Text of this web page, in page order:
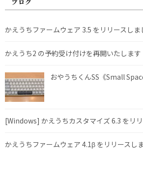
かえうちファームウェア 3.5 をリリースしま
かえうち2 の予約受け付けを再開いたします
おやうちくんSS《Small
[Windows] かえうちカスタマイズ 6.3 をリ
かえうちファームウェア 4.1β をリリースし